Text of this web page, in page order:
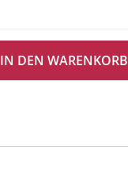
IN DEN WARENKORB